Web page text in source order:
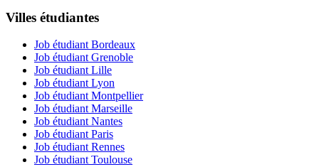
Villes étudiantes
Job étudiant Bordeaux
Job étudiant Grenoble
Job étudiant Lille
Job étudiant Lyon
Job étudiant Montpellier
Job étudiant Marseille
Job étudiant Nantes
Job étudiant Paris
Job étudiant Rennes
Job étudiant Toulouse